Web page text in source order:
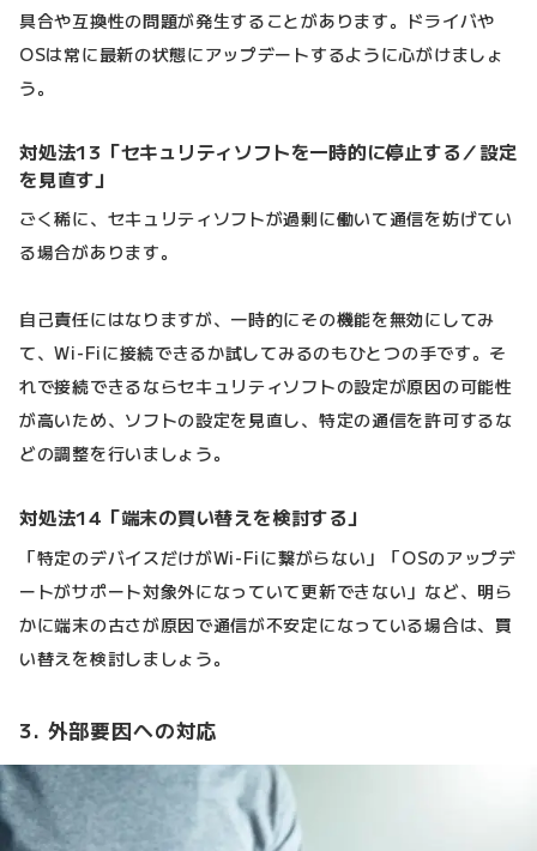
具合や互換性の問題が発生することがあります。ドライバや
OSは常に最新の状態にアップデートするように心がけましょ
う。
対処法13「セキュリティソフトを一時的に停止する／設定
を見直す」
ごく稀に、セキュリティソフトが過剰に働いて通信を妨げてい
る場合があります。
自己責任にはなりますが、一時的にその機能を無効にしてみ
て、Wi-Fiに接続できるか試してみるのもひとつの手です。そ
れで接続できるならセキュリティソフトの設定が原因の可能性
が高いため、ソフトの設定を見直し、特定の通信を許可するな
どの調整を行いましょう。
対処法14「端末の買い替えを検討する」
「特定のデバイスだけがWi-Fiに繋がらない」「OSのアップデ
ートがサポート対象外になっていて更新できない」など、明ら
かに端末の古さが原因で通信が不安定になっている場合は、買
い替えを検討しましょう。
3. 外部要因への対応